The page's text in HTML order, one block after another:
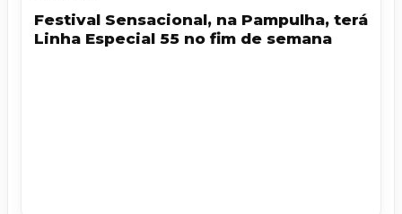
Festival Sensacional, na Pampulha, terá
Linha Especial 55 no fim de semana